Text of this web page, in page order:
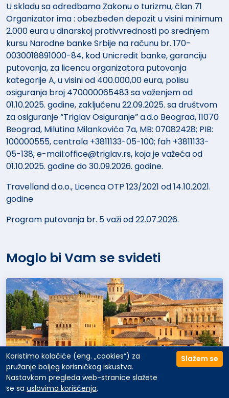
U skladu sa odredbama Zakonu o turizmu, član 71
Organizator ima : obezbeđen depozit u visini minimum
2.000 eura u dinarskoj protivvrednosti po srednjem
kursu Narodne banke Srbije na računu br. 170-
0030018891000-84, kod Unicredit banke, garanciju
putovanja, za licencu organizatora putovanja
kategorije A, u visini od 400.000,00 eura, polisu
osiguranja broj 470000065483 sa važenjem od
01.10.2025. godine, zaključenu 22.09.2025. sa društvom
za osiguranje “Triglav Osiguranje” a.d.o Beograd, 11070
Beograd, Milutina Milankovića 7a, MB: 07082428; PIB:
100000555, centrala +3811133-05-100; fah +3811133-
05-138; e-mail:office@triglav.rs, koja je važeća od
01.10.2025. godine do 30.09.2026. godine.
Travelland d.o.o., Licenca OTP 123/2021 od 14.10.2021.
godine
Program putovanja br. 5 važi od 22.07.2026.
Moglo bi Vam se svideti
Putovanje Andaluzija - 4 noći
Korpa:0 ZAVRŠI KUPOVINU
Koristimo kolačiće (eng. „cookies“) za
pružanje boljeg korisničkog iskustva.
Nastavkom pregleda web-stranice slažete
se sa uslovima korišćenja.
Slažem se